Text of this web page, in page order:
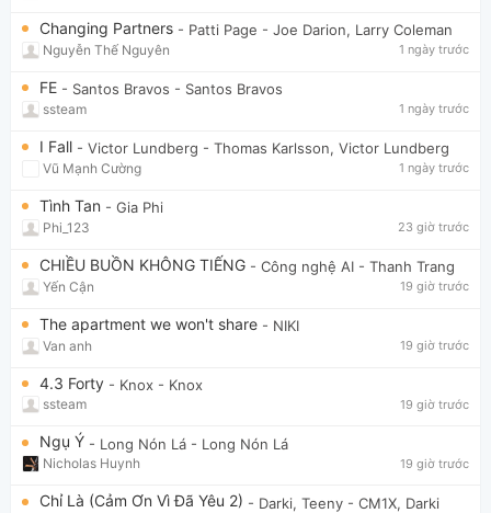
Changing Partners - Patti Page - Joe Darion, Larry Coleman
Nguyễn Thế Nguyên 1 ngày trước
FE - Santos Bravos - Santos Bravos
ssteam 1 ngày trước
I Fall - Victor Lundberg - Thomas Karlsson, Victor Lundberg
Vũ Mạnh Cường 1 ngày trước
Tình Tan - Gia Phi
Phi_123 23 giờ trước
CHIỀU BUỒN KHÔNG TIẾNG - Công nghệ AI - Thanh Trang
Yến Cận 19 giờ trước
The apartment we won't share - NIKI
Van anh 19 giờ trước
4.3 Forty - Knox - Knox
ssteam 19 giờ trước
Ngụ Ý - Long Nón Lá - Long Nón Lá
Nicholas Huynh 19 giờ trước
Chỉ Là (Cảm Ơn Vì Đã Yêu 2) - Darki, Teeny - CM1X, Darki